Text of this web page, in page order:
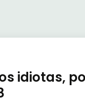
idiotas,